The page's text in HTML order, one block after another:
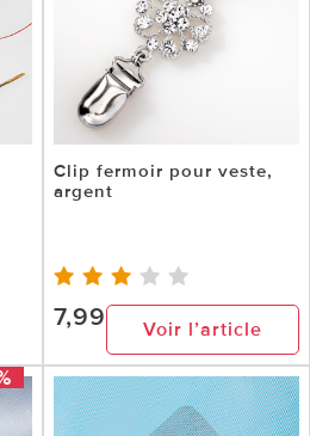
Clip fermoir pour veste,
argent
7,99 Voir l’article